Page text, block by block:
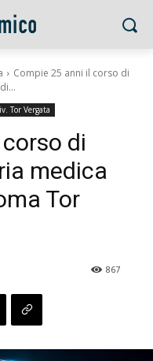
Compie 25 anni il corso di
Tor Vergata
di
medica
Tor
867